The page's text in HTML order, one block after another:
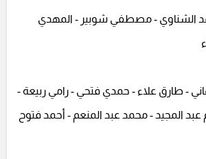
الشناوي - مصطفي شوبير - المهدي
- طارق علاء - حمدي فتحي - رامي ربيعة -
عبد المجيد - محمد عبد المنعم - أحمد فتوح